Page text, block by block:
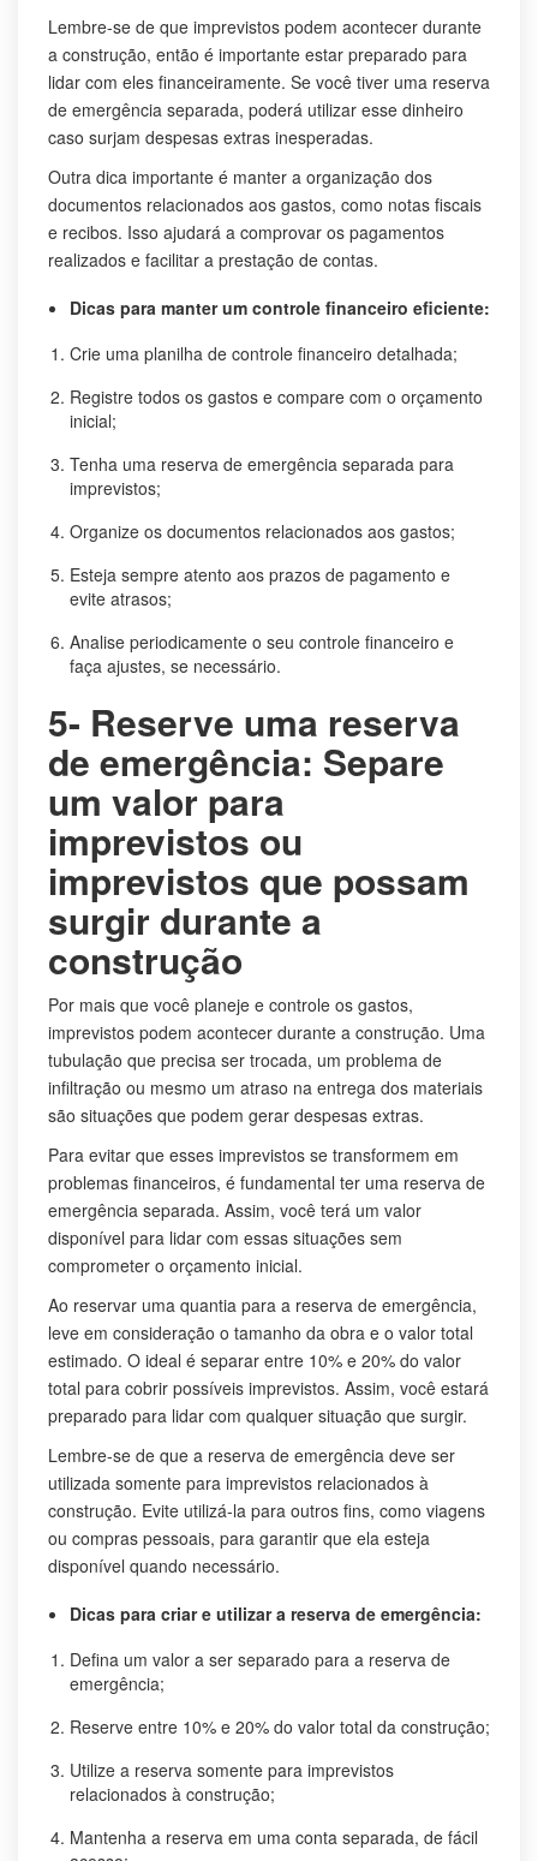
Lembre-se de que imprevistos podem acontecer durante
a construção, então é importante estar preparado para
lidar com eles financeiramente. Se você tiver uma reserva
de emergência separada, poderá utilizar esse dinheiro
caso surjam despesas extras inesperadas.
Outra dica importante é manter a organização dos
documentos relacionados aos gastos, como notas fiscais
e recibos. Isso ajudará a comprovar os pagamentos
realizados e facilitar a prestação de contas.
Dicas para manter um controle financeiro eficiente:
Crie uma planilha de controle financeiro detalhada;
Registre todos os gastos e compare com o orçamento
inicial;
Tenha uma reserva de emergência separada para
imprevistos;
Organize os documentos relacionados aos gastos;
Esteja sempre atento aos prazos de pagamento e
evite atrasos;
Analise periodicamente o seu controle financeiro e
faça ajustes, se necessário.
5- Reserve uma reserva
de emergência: Separe
um valor para
imprevistos ou
imprevistos que possam
surgir durante a
construção
Por mais que você planeje e controle os gastos,
imprevistos podem acontecer durante a construção. Uma
tubulação que precisa ser trocada, um problema de
infiltração ou mesmo um atraso na entrega dos materiais
são situações que podem gerar despesas extras.
Para evitar que esses imprevistos se transformem em
problemas financeiros, é fundamental ter uma reserva de
emergência separada. Assim, você terá um valor
disponível para lidar com essas situações sem
comprometer o orçamento inicial.
Ao reservar uma quantia para a reserva de emergência,
leve em consideração o tamanho da obra e o valor total
estimado. O ideal é separar entre 10% e 20% do valor
total para cobrir possíveis imprevistos. Assim, você estará
preparado para lidar com qualquer situação que surgir.
Lembre-se de que a reserva de emergência deve ser
utilizada somente para imprevistos relacionados à
construção. Evite utilizá-la para outros fins, como viagens
ou compras pessoais, para garantir que ela esteja
disponível quando necessário.
Dicas para criar e utilizar a reserva de emergência:
Defina um valor a ser separado para a reserva de
emergência;
Reserve entre 10% e 20% do valor total da construção;
Utilize a reserva somente para imprevistos
relacionados à construção;
Mantenha a reserva em uma conta separada, de fácil